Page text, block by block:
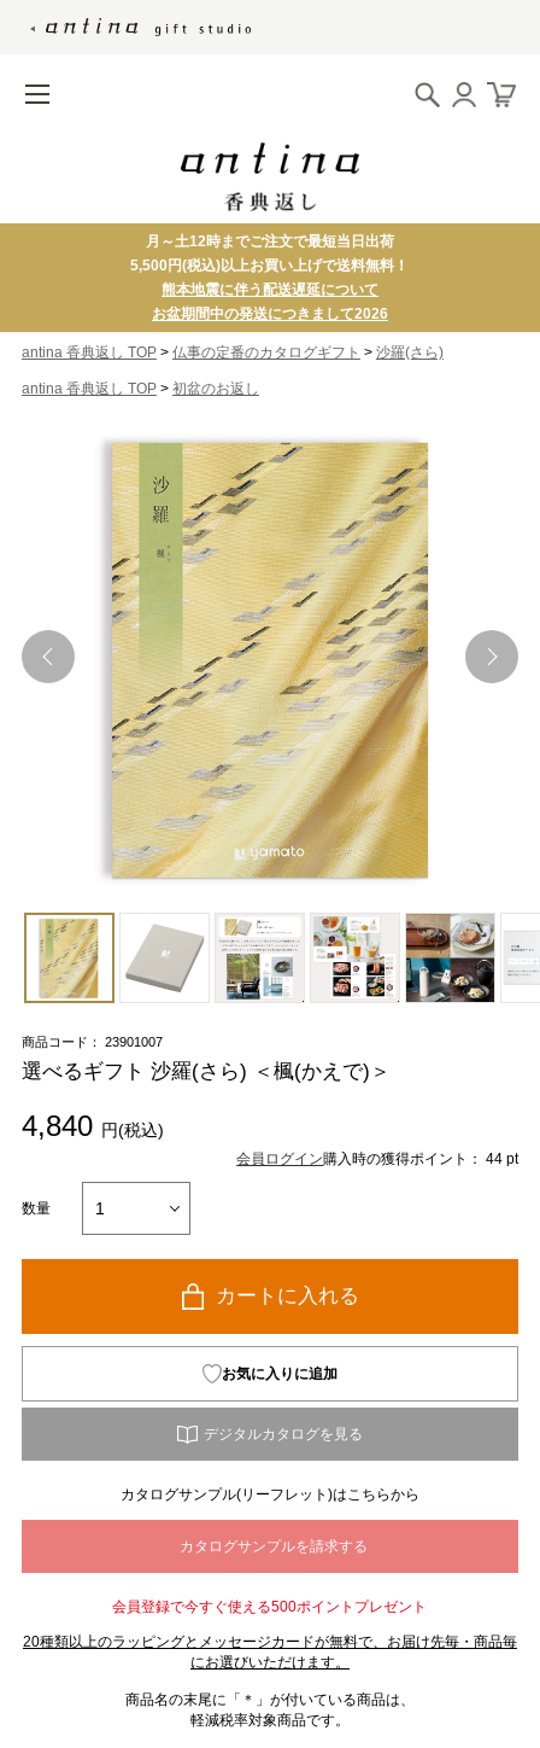
月～土12時までご注文で最短当日出荷
5,500円(税込)以上お買い上げで送料無料！
熊本地震に伴う配送遅延について
お盆期間中の発送につきまして2026
antina 香典返し TOP> 仏事の定番のカタログギフト > 沙羅(さら)
antina 香典返し TOP> 初盆のお返し
商品コード： 23901007
選べるギフト 沙羅(さら) ＜楓(かえで)＞
4,840 円(税込)
会員ログイン購入時の獲得ポイント： 44 pt
数量
カートに入れる
お気に入りに追加
カタログサンプル(リーフレット)はこちらから
会員登録で今すぐ使える500ポイントプレゼント
20種類以上のラッピングとメッセージカードが無料で、お届け先毎・商品毎
にお選びいただけます。
商品名の末尾に「＊」が付いている商品は、
軽減税率対象商品です。